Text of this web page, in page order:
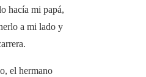
hacía mi papá,
a mi lado y
el hermano